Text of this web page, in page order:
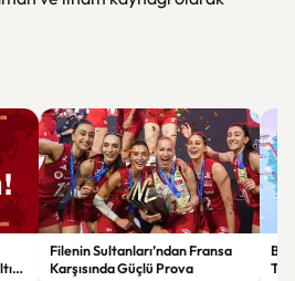
Filenin Sultanları’ndan Fransa
Karşısında Güçlü Prova